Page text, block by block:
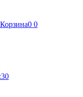
Корзина0 0